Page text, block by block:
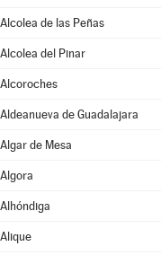
Alcolea de las Peñas
Alcolea del Pinar
Alcoroches
Aldeanueva de Guadalajara
Algar de Mesa
Algora
Alhóndiga
Alique